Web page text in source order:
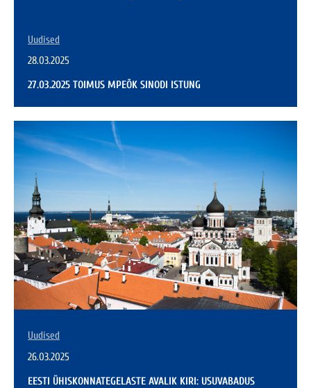
Uudised
28.03.2025
27.03.2025 TOIMUS MPEÕK SINODI ISTUNG
Uudised
26.03.2025
EESTI ÜHISKONNATEGELASTE AVALIK KIRI: USUVABADUS